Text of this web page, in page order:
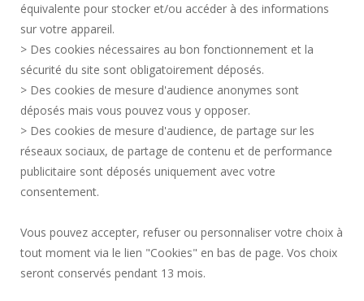
LEGAL INFORMATION
CREDITS
PRESS AREA
SOCIAL MAP
CONTACT
Join us !
équivalente pour stocker et/ou accéder à des informations
sur votre appareil.
> Des cookies nécessaires au bon fonctionnement et la
sécurité du site sont obligatoirement déposés.
> Des cookies de mesure d'audience anonymes sont
déposés mais vous pouvez vous y opposer.
> Des cookies de mesure d'audience, de partage sur les
réseaux sociaux, de partage de contenu et de performance
publicitaire sont déposés uniquement avec votre
consentement.
Vous pouvez accepter, refuser ou personnaliser votre choix à
tout moment via le lien "Cookies" en bas de page. Vos choix
seront conservés pendant 13 mois.